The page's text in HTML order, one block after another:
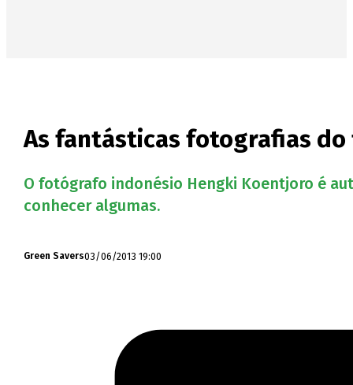
As fantásticas fotografias do
O fotógrafo indonésio Hengki Koentjoro é
conhecer algumas.
Green Savers03/06/2013 19:00